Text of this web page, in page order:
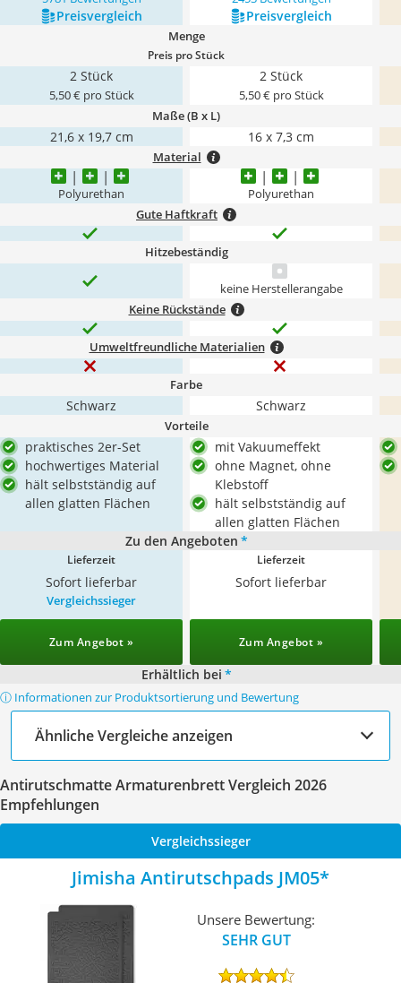
Preis­vergleich Preis­vergleich
Menge
Preis pro Stück
2 Stück
5,50 € pro Stück
2 Stück
5,50 € pro Stück
Maße (B x L)
‎21,6 x 19,7 cm ‎16 x 7,3 cm
Material
Polyurethan Polyurethan
Gute Haftkraft
Hitzebeständig
keine Herstellerangabe
Keine Rückstände
Umweltfreundliche Materialien
Farbe
Schwarz Schwarz
Vorteile
praktisches 2er-Set
hochwertiges Material
hält selbstständig auf
allen glatten Flächen
mit Vakuumeffekt
ohne Magnet, ohne
Klebstoff
hält selbstständig auf
allen glatten Flächen
Zu den Angeboten *
Lieferzeit
Sofort lieferbar
Lieferzeit
Sofort lieferbar
Vergleichssieger
Zum Angebot » Zum Angebot »
Erhältlich bei *
ⓘ Informationen zur Produktsortierung und Bewertung
Ähnliche Vergleiche anzeigen
Antirutschmatte Armaturenbrett Vergleich 2026
Empfehlungen
Vergleichssieger
Jimisha Antirutschpads JM05
Unsere Bewertung:
SEHR GUT